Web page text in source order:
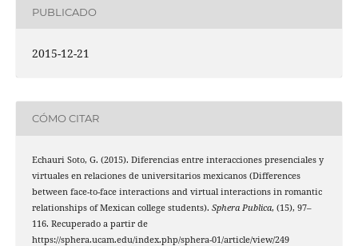
PUBLICADO
2015-12-21
CÓMO CITAR
Echauri Soto, G. (2015). Diferencias entre interacciones presenciales y
virtuales en relaciones de universitarios mexicanos (Differences
between face-to-face interactions and virtual interactions in romantic
relationships of Mexican college students). Sphera Publica, (15), 97–
116. Recuperado a partir de
https://sphera.ucam.edu/index.php/sphera-01/article/view/249